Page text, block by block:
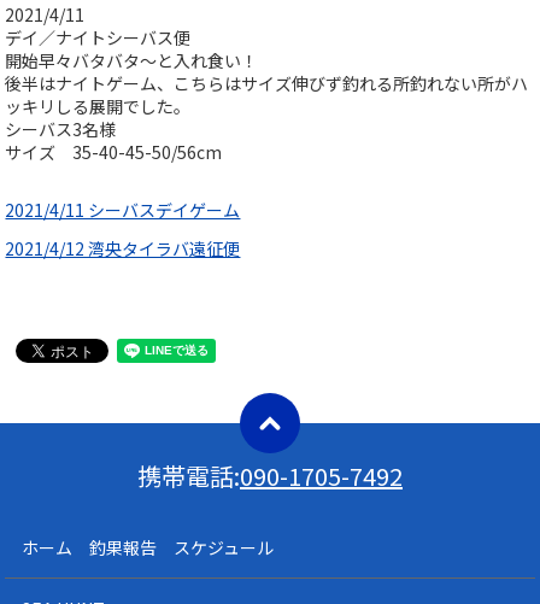
2021/4/11
デイ／ナイトシーバス便
開始早々バタバタ〜と入れ食い！
後半はナイトゲーム、こちらはサイズ伸びず釣れる所釣れない所がハ
ッキリしる展開でした。
シーバス3名様
サイズ 35-40-45-50/56cm
2021/4/11 シーバスデイゲーム
2021/4/12 湾央タイラバ遠征便
携帯電話:090-1705-7492
ホーム 釣果報告 スケジュール